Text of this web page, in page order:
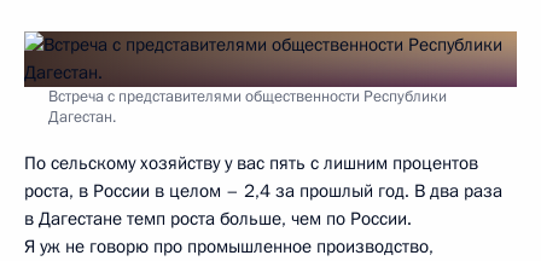
Встреча с представителями общественности Республики
Дагестан.
По сельскому хозяйству у вас пять с лишним процентов
роста, в России в целом – 2,4 за прошлый год. В два раза
в Дагестане темп роста больше, чем по России.
Я уж не говорю про промышленное производство,